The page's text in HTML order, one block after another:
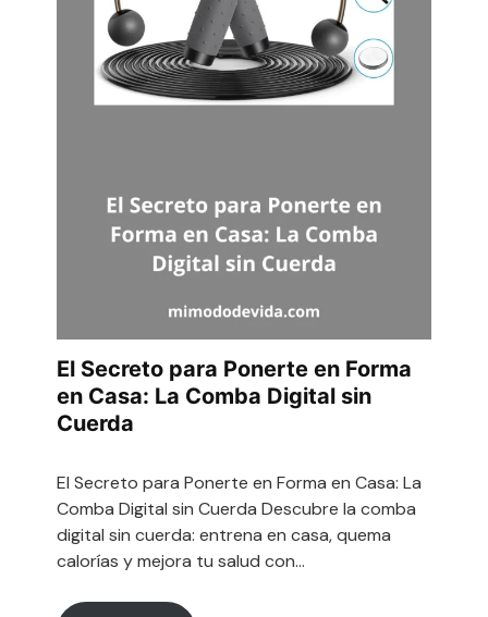
El Secreto para Ponerte en Forma
en Casa: La Comba Digital sin
Cuerda
El Secreto para Ponerte en Forma en Casa: La
Comba Digital sin Cuerda Descubre la comba
digital sin cuerda: entrena en casa, quema
calorías y mejora tu salud con…